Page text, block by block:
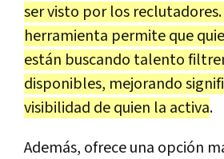
ser visto por los reclutadores.
herramienta permite que
están buscando talento
disponibles, mejorando
visibilidad de quien la activa.
Además, ofrece una opción